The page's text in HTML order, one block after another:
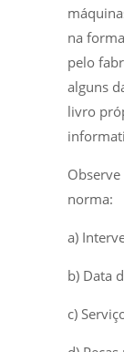
na
pelo
alguns
livro
norma:
a)
b) Data
c)